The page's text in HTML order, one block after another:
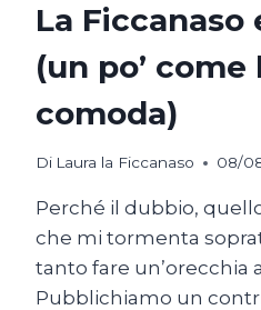
La Ficcanaso
(un po’ come
comoda)
Di Laura la Ficcanaso 08/
Perché il dubbio,
che mi tormenta
tanto fare un’orecchia
Pubblichiamo un